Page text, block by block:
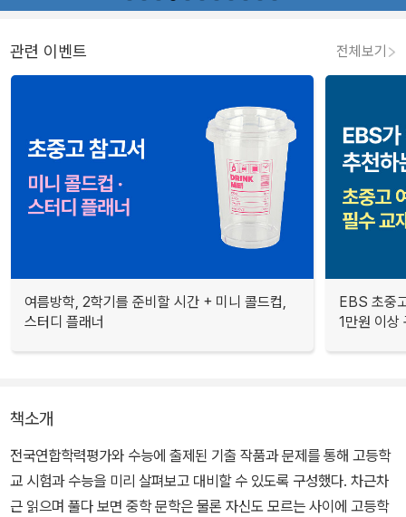
관련 이벤트 전체보기
여름방학, 2학기를 준비할 시간 + 미니 콜드컵,
스터디 플래너
EBS 초중
1만원 이상
책소개
전국연합학력평가와 수능에 출제된 기출 작품과 문제를 통해 고등학
교 시험과 수능을 미리 살펴보고 대비할 수 있도록 구성했다. 차근차
근 읽으며 풀다 보면 중학 문학은 물론 자신도 모르는 사이에 고등학